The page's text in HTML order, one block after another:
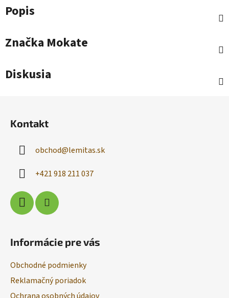
Popis
Značka Mokate
Diskusia
Kontakt
obchod@lemitas.sk
+421 918 211 037
Informácie pre vás
Obchodné podmienky
Reklamačný poriadok